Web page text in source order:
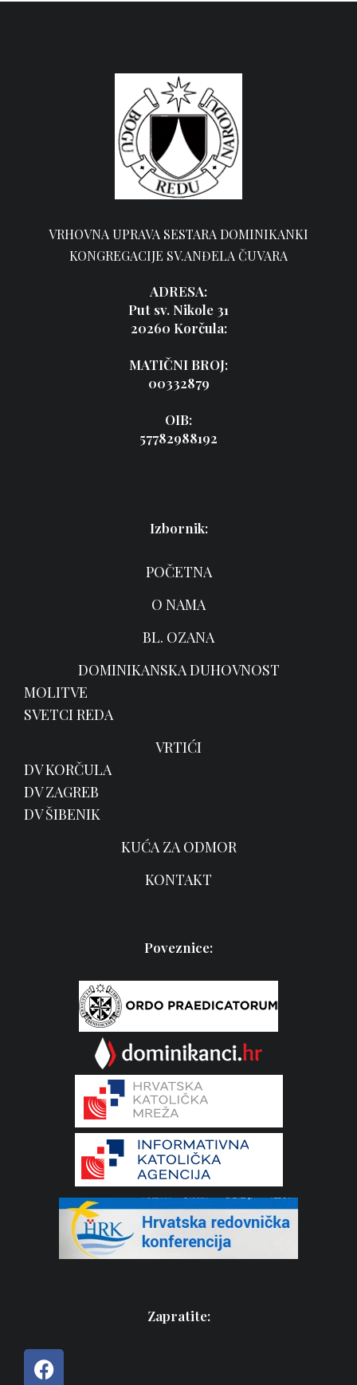
VRHOVNA UPRAVA SESTARA DOMINIKANKI
KONGREGACIJE SV.ANĐELA ČUVARA
ADRESA:
Put sv. Nikole 31
20260 Korčula:
MATIČNI BROJ:
00332879
OIB:
57782988192
Izbornik:
POČETNA
O NAMA
BL. OZANA
DOMINIKANSKA DUHOVNOST
MOLITVE
SVETCI REDA
VRTIĆI
DV KORČULA
DV ZAGREB
DV ŠIBENIK
KUĆA ZA ODMOR
KONTAKT
Poveznice:
Zapratite: